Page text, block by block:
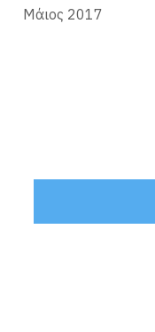
Μάιος 2017